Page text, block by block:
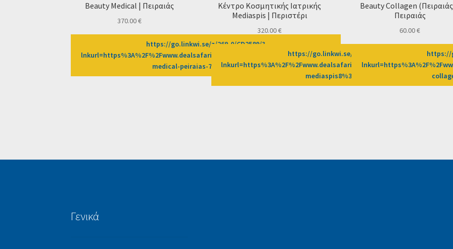
Beauty Medical | Πειραιάς
370.00€
https://go.linkwi.se/z/269-0/CD2589/?
lnkurl=https%3A%2F%2Fwww.dealsafari.gr%2Fprosfores%2Fdeal%2Fbeauty-
medical-peiraias-7%3Fafn%3DLW
Κέντρο Κοσμητικής Ιατρικής
Mediaspis | Περιστέρι
320.00€
https://go.linkwi.se/z/269-0/CD2589/?
mediaspis8%3Fafn%3DLW
Beauty Collagen
Πειραιάς
60.00€
https://
Γενικά